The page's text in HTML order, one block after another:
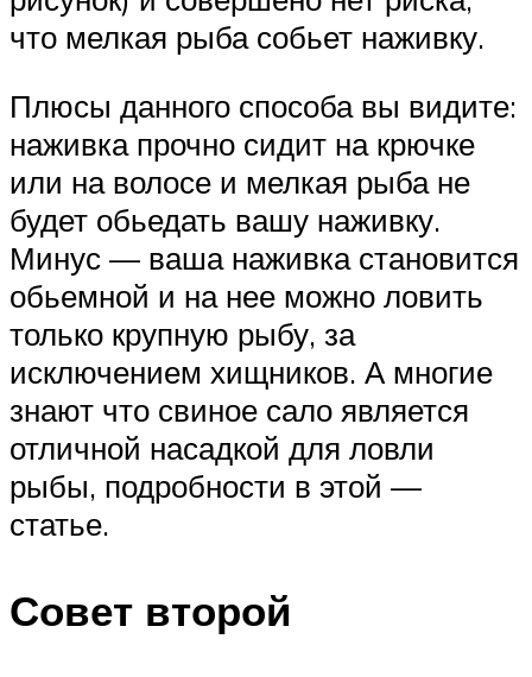
что мелкая рыба собьет наживку.
Плюсы данного способа вы видите:
наживка прочно сидит на крючке
или на волосе и мелкая рыба не
будет обьедать вашу наживку.
Минус — ваша наживка становится
обьемной и на нее можно ловить
только крупную рыбу, за
исключением хищников. А многие
знают что свиное сало является
отличной насадкой для ловли
рыбы, подробности в этой —
статье.
Совет второй